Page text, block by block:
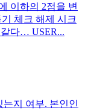
이하의 2점을 변
체크 해제 시크
다… USER...
는지 여부. 본인인